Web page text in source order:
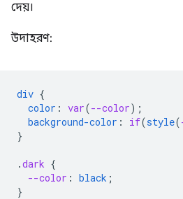
দেয়।
উদাহরণ:
div {
color : var(--color);
background-color : if(style(
}
.dark {
--color : black ;
}